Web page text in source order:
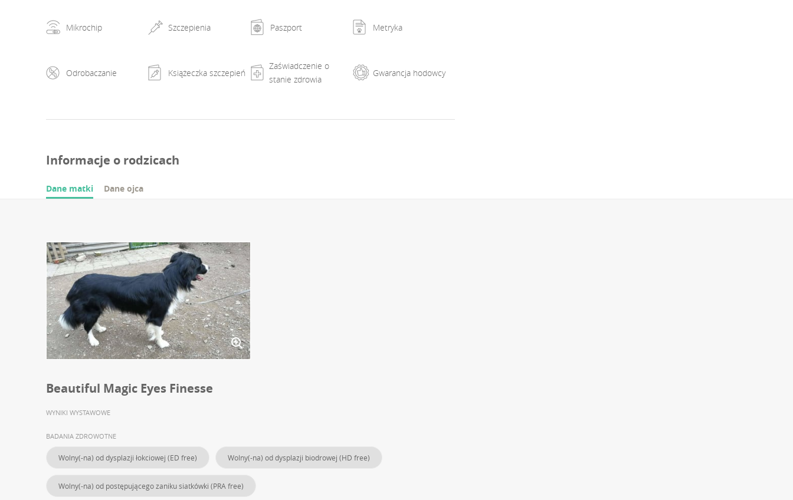
Mikrochip Szczepienia Paszport Metryka
Odrobaczanie Książeczka szczepień
Zaświadczenie o
stanie zdrowia
Gwarancja hodowcy
Informacje o rodzicach
Dane matki Dane ojca
Beautiful Magic Eyes Finesse
WYNIKI WYSTAWOWE
BADANIA ZDROWOTNE
Wolny(-na) od dysplazji łokciowej (ED free) Wolny(-na) od dysplazji biodrowej (HD free)
Wolny(-na) od postępującego zaniku siatkówki (PRA free)